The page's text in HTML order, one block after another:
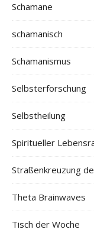
Schamane
schamanisch
Schamanismus
Selbsterforschung
Selbstheilung
Spiritueller
Straßenkreuzung
Theta Brainwaves
Tisch der Woche